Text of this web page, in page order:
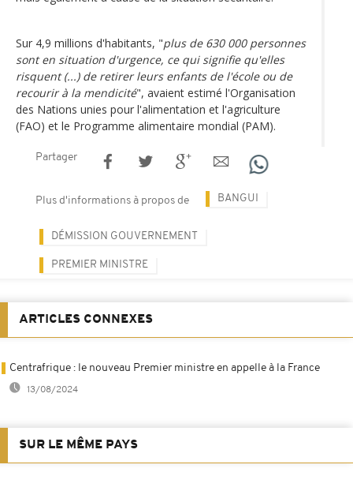
Sur 4,9 millions d'habitants, "plus de 630 000 personnes
sont en situation d'urgence, ce qui signifie qu'elles
risquent (...) de retirer leurs enfants de l'école ou de
recourir à la mendicité", avaient estimé l'Organisation
des Nations unies pour l'alimentation et l'agriculture
(FAO) et le Programme alimentaire mondial (PAM).
Partager
Plus d'informations à propos de BANGUI
DÉMISSION GOUVERNEMENT
PREMIER MINISTRE
ARTICLES CONNEXES
Centrafrique : le nouveau Premier ministre en appelle à la France
13/08/2024
SUR LE MÊME PAYS